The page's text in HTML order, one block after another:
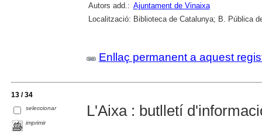
Autors add.: Ajuntament de Vinaixa
Localització: Biblioteca de Catalunya; B. Pública
Enllaç permanent a aquest
13 / 34
seleccionar
imprimir
L'Aixa : butlletí